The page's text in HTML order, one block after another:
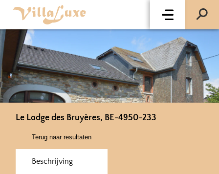
Le Lodge des Bruyères, BE-4950-233
Terug naar resultaten
Beschrijving